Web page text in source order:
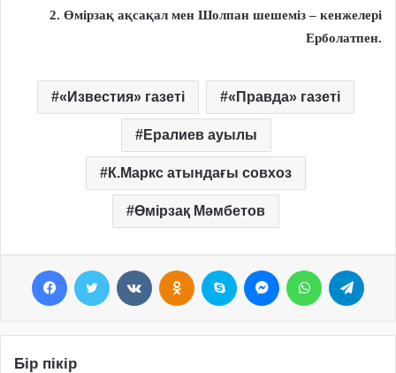
2. Өмірзақ ақсақал мен Шолпан шешеміз – кенжелері
Ерболатпен.
«Известия» газеті «Правда» газеті
Ералиев ауылы
К.Маркс атындағы совхоз
Өмірзақ Мәмбетов
Бір пікір